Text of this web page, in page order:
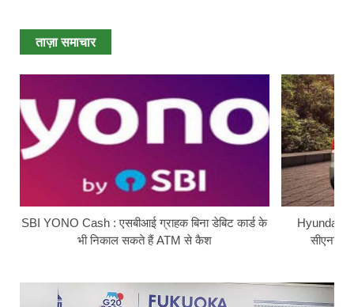
ताज़ा समाचार
SBI YONO Cash : एसबीआई ग्राहक बिना डेबिट कार्ड के
भी निकाल सकते हैं ATM से कैश
Hyundai
सीएनजी